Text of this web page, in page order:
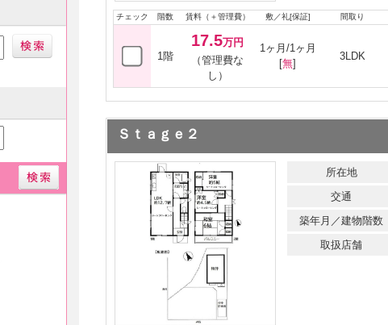
チェック 階数 賃料（＋管理費） 敷／礼[保証] 間取り
1階
17.5万円
（管理費な
し）
1ヶ月/1ヶ月
[無]
3LDK
Ｓｔａｇｅ２
所在地
交通
築年月／建物階数
取扱店舗